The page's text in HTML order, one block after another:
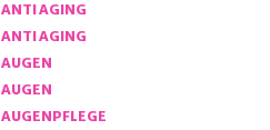
ANTI AGING
ANTI AGING
AUGEN
AUGEN
AUGENPFLEGE